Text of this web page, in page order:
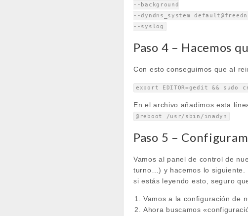
--background
--dyndns_system
--syslog
Paso 4 – Hacemos
Con esto conseguimos que al
export EDITOR=gedit && sudo
En el archivo añadimos esta
@reboot /usr/sbin/inadyn
Paso 5 –
Vamos al panel de control de
turno…) y hacemos lo siguiente.
si estás leyendo esto, seguro
Vamos a la configuración de
Ahora buscamos